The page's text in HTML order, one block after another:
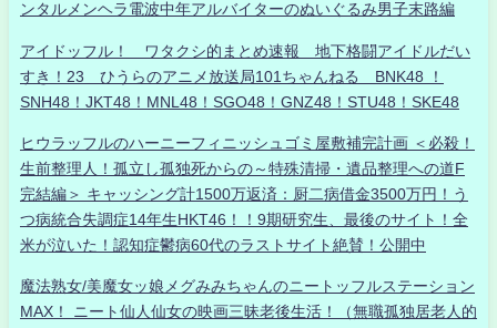
ンタルメンヘラ電波中年アルバイターのぬいぐるみ男子末路編
アイドッフル！ ワタクシ的まとめ速報 地下格闘アイドルだい
すき！23 ひうらのアニメ放送局101ちゃんねる BNK48 ！
SNH48！JKT48！MNL48！SGO48！GNZ48！STU48！SKE48
ヒウラッフルのハーニーフィニッシュゴミ屋敷補完計画 ＜必殺！
生前整理人！孤立し孤独死からの～特殊清掃・遺品整理への道F
完結編＞ キャッシング計1500万返済：厨二病借金3500万円！う
つ病統合失調症14年生HKT46！！9期研究生、最後のサイト！全
米が泣いた！認知症鬱病60代のラストサイト絶賛！公開中
魔法熟女/美魔女ッ娘メグみみちゃんのニートッフルステーション
MAX！ ニート仙人仙女の映画三昧老後生活！（無職孤独居老人的